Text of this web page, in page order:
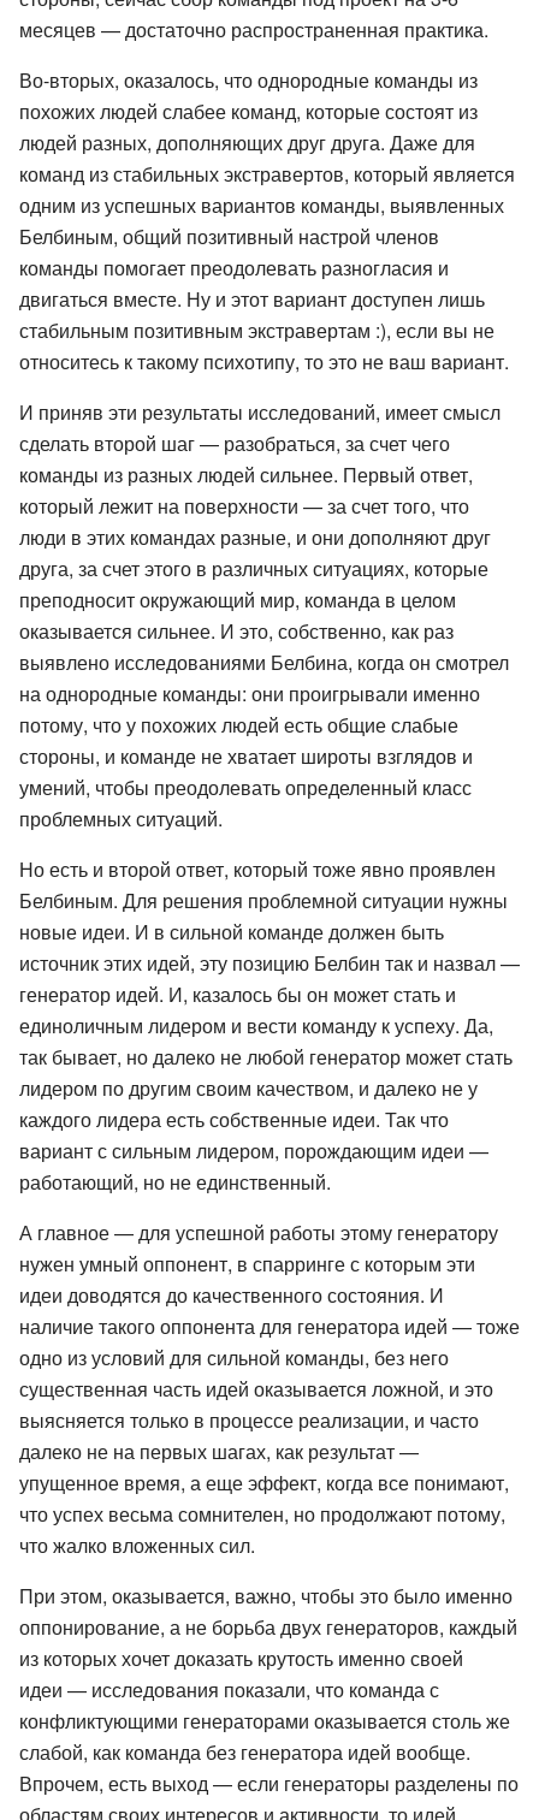
месяцев — достаточно распространенная практика.
Во-вторых, оказалось, что однородные команды из
похожих людей слабее команд, которые состоят из
людей разных, дополняющих друг друга. Даже для
команд из стабильных экстравертов, который является
одним из успешных вариантов команды, выявленных
Белбиным, общий позитивный настрой членов
команды помогает преодолевать разногласия и
двигаться вместе. Ну и этот вариант доступен лишь
стабильным позитивным экстравертам :), если вы не
относитесь к такому психотипу, то это не ваш вариант.
И приняв эти результаты исследований, имеет смысл
сделать второй шаг — разобраться, за счет чего
команды из разных людей сильнее. Первый ответ,
который лежит на поверхности — за счет того, что
люди в этих командах разные, и они дополняют друг
друга, за счет этого в различных ситуациях, которые
преподносит окружающий мир, команда в целом
оказывается сильнее. И это, собственно, как раз
выявлено исследованиями Белбина, когда он смотрел
на однородные команды: они проигрывали именно
потому, что у похожих людей есть общие слабые
стороны, и команде не хватает широты взглядов и
умений, чтобы преодолевать определенный класс
проблемных ситуаций.
Но есть и второй ответ, который тоже явно проявлен
Белбиным. Для решения проблемной ситуации нужны
новые идеи. И в сильной команде должен быть
источник этих идей, эту позицию Белбин так и назвал —
генератор идей. И, казалось бы он может стать и
единоличным лидером и вести команду к успеху. Да,
так бывает, но далеко не любой генератор может стать
лидером по другим своим качеством, и далеко не у
каждого лидера есть собственные идеи. Так что
вариант с сильным лидером, порождающим идеи —
работающий, но не единственный.
А главное — для успешной работы этому генератору
нужен умный оппонент, в спарринге с которым эти
идеи доводятся до качественного состояния. И
наличие такого оппонента для генератора идей — тоже
одно из условий для сильной команды, без него
существенная часть идей оказывается ложной, и это
выясняется только в процессе реализации, и часто
далеко не на первых шагах, как результат —
упущенное время, а еще эффект, когда все понимают,
что успех весьма сомнителен, но продолжают потому,
что жалко вложенных сил.
При этом, оказывается, важно, чтобы это было именно
оппонирование, а не борьба двух генераторов, каждый
из которых хочет доказать крутость именно своей
идеи — исследования показали, что команда с
конфликтующими генераторами оказывается столь же
слабой, как команда без генератора идей вообще.
Впрочем, есть выход — если генераторы разделены по